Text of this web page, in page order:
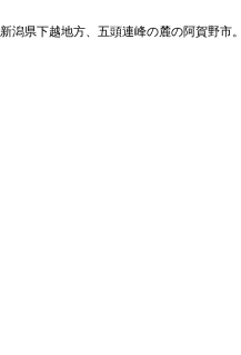
新潟県下越地方、五頭連峰の麓の阿賀野市